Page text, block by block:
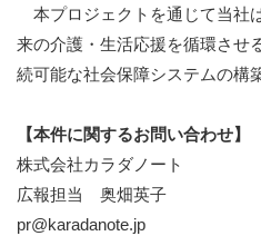
本プロジェクトを通じて当社
来の介護・生活応援を循環させ
続可能な社会保障システムの構
【本件に関するお問い合わせ】
株式会社カラダノート
広報担当 奥畑英子
pr@karadanote.jp